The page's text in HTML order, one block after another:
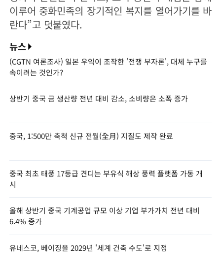
이루어 중화민족의 장기적인 복지를 열어가기를 바
란다”고 덧붙였다.
뉴스
(CGTN 여론조사) 일본 우익이 조작한 '전쟁 부자론', 대체 누구를
속이려는 것인가?
상반기 중국 금 생산량 전년 대비 감소, 소비량은 소폭 증가
중국, 1:500만 축척 신규 전월(全月) 지질도 제작 완료
중국 최초 태풍 17등급 견디는 부유식 해상 풍력 플랫폼 가동 개
시
올해 상반기 중국 기계공업 규모 이상 기업 부가가치 전년 대비
6.4% 증가
유네스코, 베이징을 2029년 '세계 건축 수도'로 지정